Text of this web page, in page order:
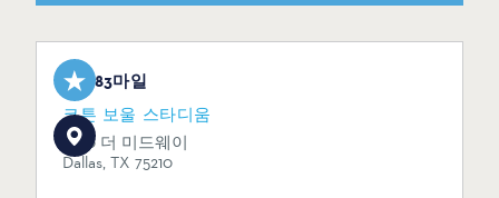
1.83마일
코튼 보울 스타디움
3750 더 미드웨이
Dallas, TX 75210